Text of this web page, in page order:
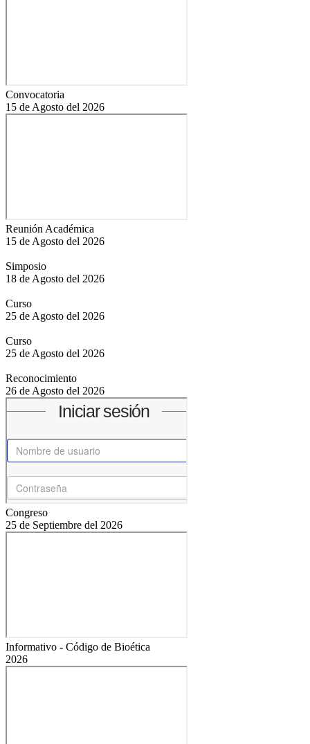
Convocatoria
15 de Agosto del 2026
Reunión Académica
15 de Agosto del 2026
Simposio
18 de Agosto del 2026
Curso
25 de Agosto del 2026
Curso
25 de Agosto del 2026
Reconocimiento
26 de Agosto del 2026
Congreso
25 de Septiembre del 2026
Informativo - Código de Bioética
2026